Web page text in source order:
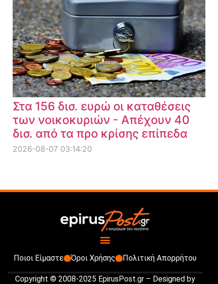
Στα 156 δισ. ευρώ οι καταθέσεις
των νοικοκυριών - Απέχουν 40
δισ. από τα προ κρίσης επίπεδα
2026-08-07 03:14:20
Ποιοι Είμαστε Όροι Χρήσης Πολιτική Απορρήτου
Copyright © 2008-2025 EpirusPost.gr – Designed by